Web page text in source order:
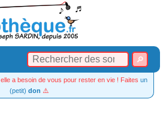
elle a besoin de vous pour rester en vie ! Faites un
(petit) don ⚠️